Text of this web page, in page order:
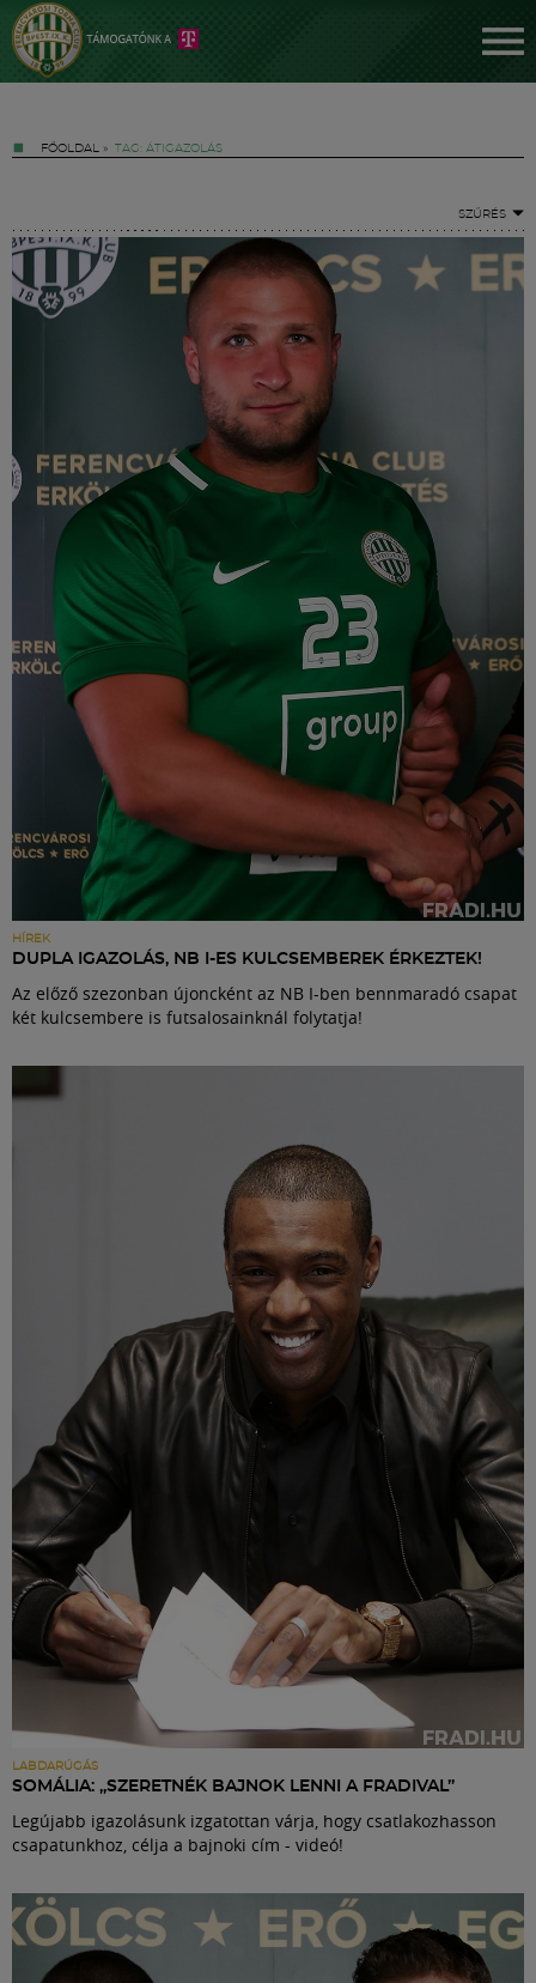
FŐOLDAL » TAG: ÁTIGAZOLÁS
SZŰRÉS
HÍREK
DUPLA IGAZOLÁS, NB I-ES KULCSEMBEREK ÉRKEZTEK!
Az előző szezonban újoncként az NB I-ben bennmaradó csapat
két kulcsembere is futsalosainknál folytatja!
LABDARÚGÁS
SOMÁLIA: „SZERETNÉK BAJNOK LENNI A FRADIVAL”
Legújabb igazolásunk izgatottan várja, hogy csatlakozhasson
csapatunkhoz, célja a bajnoki cím - videó!
Jegyek
Hírek
Labdarúgás
Szakosztályok
Meccscenter
Szolgáltatások
Shop
Közösség
Múzeum